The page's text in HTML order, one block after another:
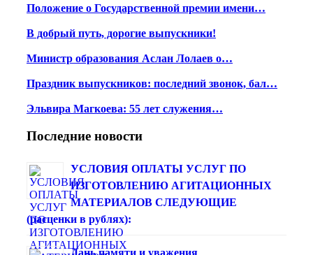
Положение о Государственной премии имени…
В добрый путь, дорогие выпускники!
Министр образования Аслан Лолаев о…
Праздник выпускников: последний звонок, бал…
Эльвира Магкоева: 55 лет служения…
Последние новости
УСЛОВИЯ ОПЛАТЫ УСЛУГ ПО
ИЗГОТОВЛЕНИЮ АГИТАЦИОННЫХ
МАТЕРИАЛОВ СЛЕДУЮЩИЕ
(расценки в рублях):
Дань памяти и уважения